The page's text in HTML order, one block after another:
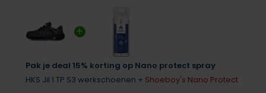
Pak je deal 15% korting op Nano protect spray
HKS Jil 1 TP S3 werkschoenen + Shoeboy's Nano Protect